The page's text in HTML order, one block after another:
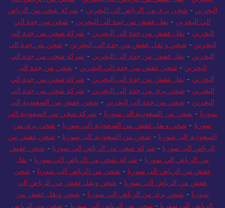
البحرين - شحن بري من الرياض الي البحرين - شركة شحن من الرياض
الي البحرين - نقل عفش من جدة الى البحرين - شحن من جدة الي
البحرين - نقل عفش من جدة الى البحرين - شركة شحن من جدة إلى
البحرين - شحن و نقل عفش من جدة الي البحرين - شحن من جدة الى
البحرين - نقل عفش من جدة الى البحرين - شركة شحن من جدة الي
البحرين - شحن عفش من جدة الي البحرين - شحن من جدة الى
البحرين - نقل عفش من جدة الى البحرين - شركة شحن من جدة الي
البحرين - شحن بري من جدة إلى البحرين - شركة شحن من جدة الي
البحرين - شحن من جدة الى البحرين - شحن عفش من السعودية الى
سوريا - شحن من السعودية الى سوريا - شركة شحن من السعودية الى
سوريا - شحن ونقل عفش من السعودية الي سوريا - شحن بري من
السعودية إلى سوريا - شحن من السعودية الى سوريا - شحن عفش من
الرياض الى سوريا - شركة شحن من الرياض الى سوريا - شحن عفش
من الرياض الي سوريا - شركة شحن من الرياض الي سوريا - نقل
عفش من الرياض الى سوريا - شحن من الرياض الى سوريا - شحن
عفش من الرياض الي سوريا - شحن ونقل عفش من الرياض الي
سوريا - شحن بري من الرياض إلى سوريا - شحن ونقل عفش من
الرياض الي سوريا - شحن من الرياض الى سوريا - شحن من الرياض